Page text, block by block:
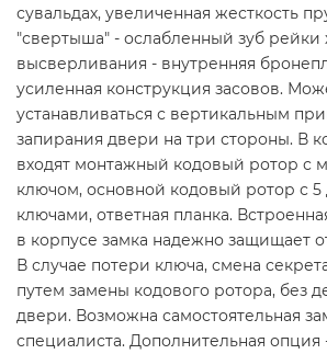
сувальдах, увеличенная жесткость
"свертыша" - ослабленный зуб рейки
высверливания - внутренняя
усиленная конструкция засовов.
устанавливаться с вертикальным
запирания двери на три стороны. В
входят монтажный кодовый ротор с
ключом, основной кодовый ротор с
ключами, ответная планка.
в корпусе замка надежно защищает
В случае потери ключа, смена
путем замены кодового ротора, без
двери. Возможна самостоятельная
специалиста. Дополнительная опция